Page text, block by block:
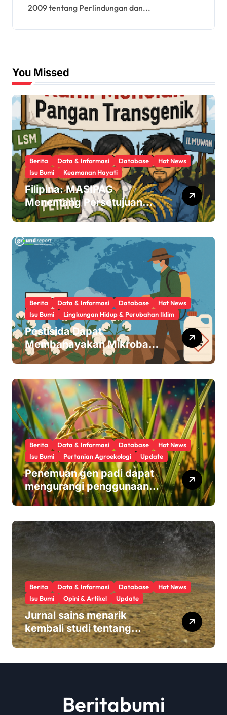
2009 tentang Perlindungan dan...
You Missed
Berita Data & Informasi Database
Hot News
Isu Bumi
Keamanan Hayati
Filipina: MASIPAG
Menentang Persetujuan
Beras Transgenik
Berita Data & Informasi Database
Hot News
Isu Bumi
Lingkungan Hidup & Perubahan Iklim
Pestisida Dapat
Membahayakan Mikroba
Usus Kita
Berita Data & Informasi Database
Hot News
Isu Bumi
Pertanian Agroekologi Update
Penemuan gen padi dapat
mengurangi penggunaan
pupuk sekaligus melindungi
Berita Data & Informasi Database
Hot News
Isu Bumi
Opini & Artikel Update
Jurnal sains menarik
kembali studi tentang
keamanan Monsanto
Beritabumi